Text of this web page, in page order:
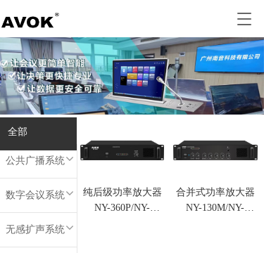
T
g
g
l
e
n
a
i
g
t
全部
公共广播系统
数字会议系统
无感扩声系统
纯后级功率放大器
NY-360P/NY-
合并式功率放大器
NY-130M/NY-
全部